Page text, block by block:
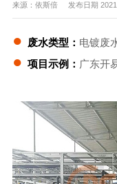
来源：依斯倍 发布日期
● 废水类型： 电镀废
● 项目示例： 广东开